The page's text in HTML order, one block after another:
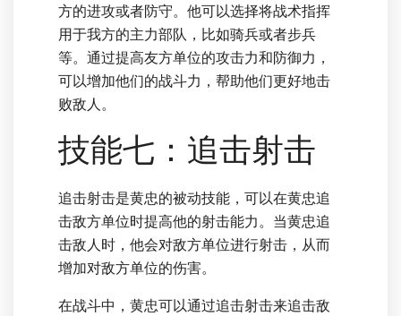
方的进攻或者防守。他可以选择将战术指挥
用于我方的主力部队，比如骑兵或者步兵
等。通过提高友方单位的攻击力和防御力，
可以增加他们的战斗力，帮助他们更好地击
败敌人。
技能七：追击射击
追击射击是黄忠的被动技能，可以在黄忠追
击敌方单位时提高他的射击能力。当黄忠追
击敌人时，他会对敌方单位进行射击，从而
增加对敌方单位的伤害。
在战斗中，黄忠可以通过追击射击来追击敌